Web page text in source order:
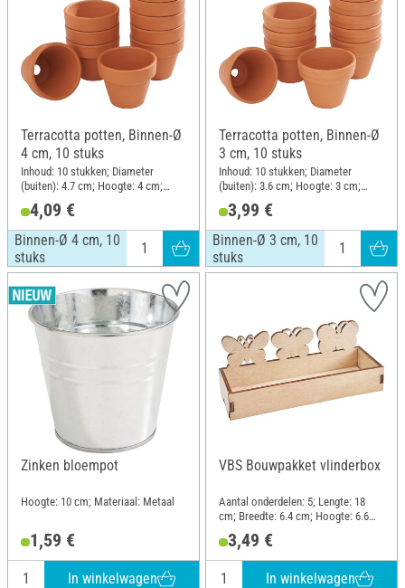
Terracotta potten, Binnen-Ø
4 cm, 10 stuks
Inhoud: 10 stukken; Diameter
(buiten): 4.7 cm; Hoogte: 4 cm;
4,09 €
Binnen-Ø 4 cm, 10
stuks
Terracotta potten, Binnen-Ø
3 cm, 10 stuks
Inhoud: 10 stukken; Diameter
(buiten): 3.6 cm; Hoogte: 3 cm;
3,99 €
Binnen-Ø 3 cm, 10
stuks
Zinken bloempot
Hoogte: 10 cm; Materiaal: Metaal
1,59 €
In winkelwagen
VBS Bouwpakket vlinderbox
Aantal onderdelen: 5; Lengte: 18
cm; Breedte: 6.4 cm; Hoogte: 6.6
3,49 €
In winkelwagen